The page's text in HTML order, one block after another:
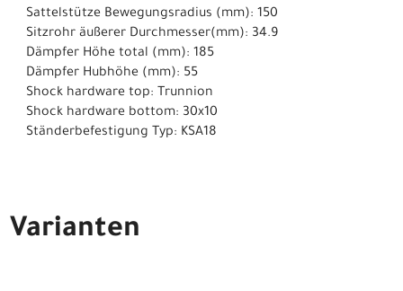
Sattelstütze Bewegungsradius (mm): 150
Sitzrohr äußerer Durchmesser(mm): 34.9
Dämpfer Höhe total (mm): 185
Dämpfer Hubhöhe (mm): 55
Shock hardware top: Trunnion
Shock hardware bottom: 30x10
Ständerbefestigung Typ: KSA18
Varianten